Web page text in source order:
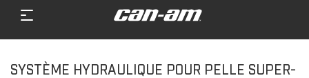
SYSTÈME HYDRAULIQUE POUR PELLE SUPER-